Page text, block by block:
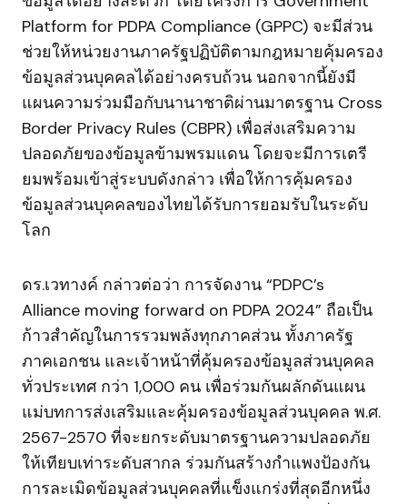
Platform for PDPA Compliance (GPPC) จะมีส่วน
ช่วยให้หน่วยงานภาครัฐปฏิบัติตามกฎหมายคุ้มครอง
ข้อมูลส่วนบุคคลได้อย่างครบถ้วน นอกจากนี้ยังมี
แผนความร่วมมือกับนานาชาติผ่านมาตรฐาน Cross
Border Privacy Rules (CBPR) เพื่อส่งเสริมความ
ปลอดภัยของข้อมูลข้ามพรมแดน โดยจะมีการเตรี
ยมพร้อมเข้าสู่ระบบดังกล่าว เพื่อให้การคุ้มครอง
ข้อมูลส่วนบุคคลของไทยได้รับการยอมรับในระดับ
โลก
ดร.เวทางค์ กล่าวต่อว่า การจัดงาน “PDPC’s
Alliance moving forward on PDPA 2024” ถือเป็น
ก้าวสำคัญในการรวมพลังทุกภาคส่วน ทั้งภาครัฐ
ภาคเอกชน และเจ้าหน้าที่คุ้มครองข้อมูลส่วนบุคคล
ทั่วประเทศ กว่า 1,000 คน เพื่อร่วมกันผลักดันแผน
แม่บทการส่งเสริมและคุ้มครองข้อมูลส่วนบุคคล พ.ศ.
2567-2570 ที่จะยกระดับมาตรฐานความปลอดภัย
ให้เทียบเท่าระดับสากล ร่วมกันสร้างกำแพงป้องกัน
การละเมิดข้อมูลส่วนบุคคลที่แข็งแกร่งที่สุดอีกหนึ่ง